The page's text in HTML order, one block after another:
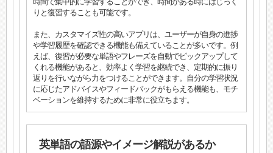
りと復習することも可能です。
また、カスタマイズ性の高いアプリは、ユーザーが自身の進捗
や学習履歴を確認できる機能も備えていることが多いです。例
えば、復習が必要な単語やフレーズを自動でピックアップして
くれる機能があると、効率よく学習を継続でき、定期的に振り
返りを行いながら力をつけることができます。自分の学習状況
に応じたアドバイスやフィードバックがもらえる機能も、モチ
ベーションを維持するために非常に役立ちます。
英単語の語源やイメージ解説があるか